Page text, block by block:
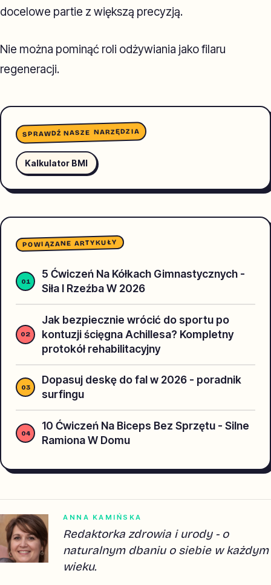
docelowe partie z większą precyzją.
Nie można pominąć roli odżywiania jako filaru
regeneracji.
SPRAWDŹ NASZE NARZĘDZIA
Kalkulator BMI
POWIĄZANE ARTYKUŁY
5 Ćwiczeń Na Kółkach Gimnastycznych -
Siła I Rzeźba W 2026
Jak bezpiecznie wrócić do sportu po
kontuzji ścięgna Achillesa? Kompletny
protokół rehabilitacyjny
Dopasuj deskę do fal w 2026 - poradnik
surfingu
10 Ćwiczeń Na Biceps Bez Sprzętu - Silne
Ramiona W Domu
ANNA KAMIŃSKA
Redaktorka zdrowia i urody - o
naturalnym dbaniu o siebie w każdym
wieku.